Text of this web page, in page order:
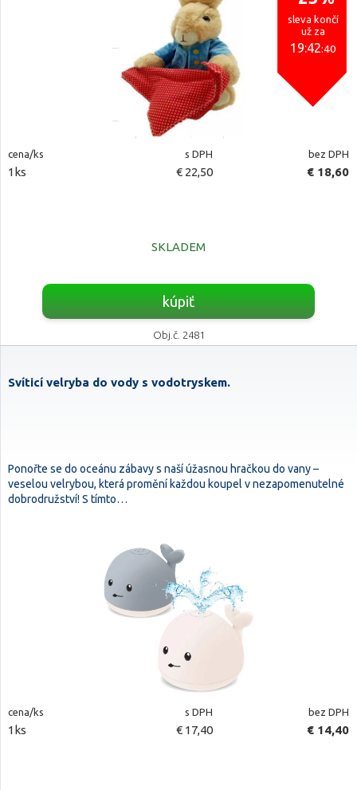
sleva končí
už za
19:42:39
cena/ks s DPH bez DPH
1ks € 22,50 € 18,60
SKLADEM
kúpiť
Obj.č. 2481
Svíticí velryba do vody s vodotryskem.
Ponořte se do oceánu zábavy s naší úžasnou hračkou do vany –
veselou velrybou, která promění každou koupel v nezapomenutelné
dobrodružství! S tímto…
cena/ks s DPH bez DPH
1ks € 17,40 € 14,40